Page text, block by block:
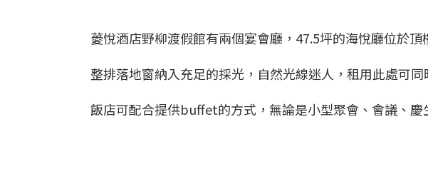
薆悅酒店野柳渡假館有兩個宴會廳，47.5坪的海悅廳位於頂
整排落地窗納入充足的採光，自然光線迷人，租用此處可同
飯店可配合提供buffet的方式，無論是小型聚會、會議、慶